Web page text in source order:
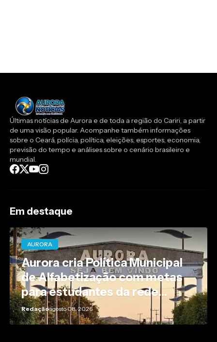
Últimas notícias de Aurora e de toda a região do Cariri, a partir
de uma visão popular. Acompanhe também informações
sobre o Ceará, polícia, política, eleições, esportes, economia,
previsão do tempo e análises sobre o cenário brasileiro e
mundial.
Em destaque
AURORA
Aurora cria Política Municipal
de Alfabetização com metas
para estudantes da rede
pública
Redaçãoagosto 08, 2026